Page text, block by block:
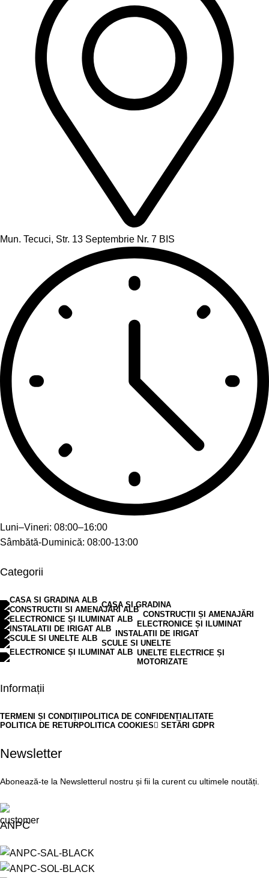
Mun. Tecuci, Str. 13 Septembrie Nr. 7 BIS
Luni–Vineri: 08:00–16:00
Sâmbătă-Duminică: 08:00-13:00
Categorii
CASA SI GRADINA
CONSTRUCȚII ȘI AMENAJĂRI
ELECTRONICE ȘI ILUMINAT
INSTALATII DE IRIGAT
SCULE SI UNELTE
UNELTE ELECTRICE ȘI
MOTORIZATE
Informații
TERMENI ȘI CONDIȚII
POLITICA DE CONFIDENȚIALITATE
POLITICA DE RETURPOLITICA COOKIES SETĂRI GDPR
Newsletter
Abonează-te la Newsletterul nostru și fii la curent cu ultimele noutăți.
ANPC